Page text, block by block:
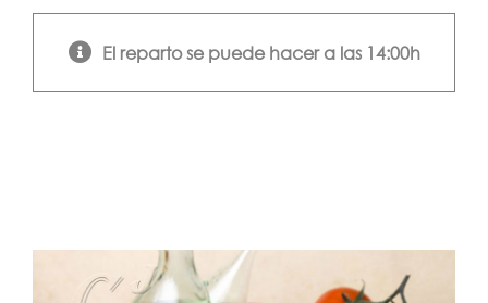
El reparto se puede hacer a las 14:00h